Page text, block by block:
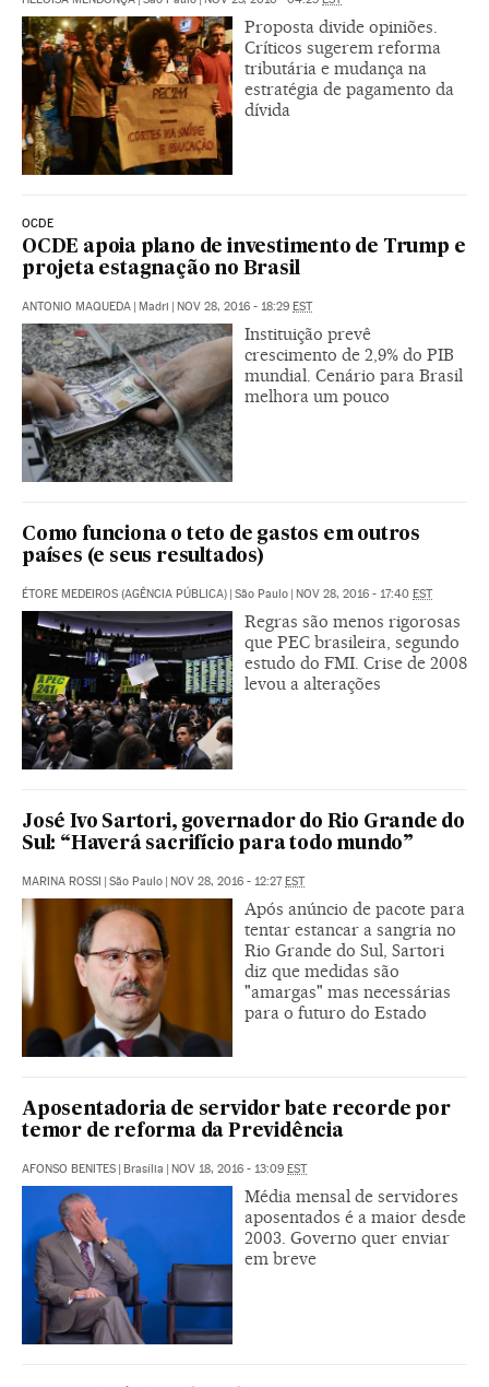
Proposta divide opiniões.
Críticos sugerem reforma
tributária e mudança na
estratégia de pagamento da
dívida
OCDE
OCDE apoia plano de investimento de Trump e
projeta estagnação no Brasil
ANTONIO MAQUEDA Madri NOV 28, 2016 - 18:29 EST
Instituição prevê
crescimento de 2,9% do PIB
mundial. Cenário para Brasil
melhora um pouco
Como funciona o teto de gastos em outros
países (e seus resultados)
ÉTORE MEDEIROS (AGÊNCIA PÚBLICA) São Paulo NOV 28, 2016 - 17:40 EST
Regras são menos rigorosas
que PEC brasileira, segundo
estudo do FMI. Crise de 2008
levou a alterações
José Ivo Sartori, governador do Rio Grande do
Sul: “Haverá sacrifício para todo mundo”
MARINA ROSSI São Paulo NOV 28, 2016 - 12:27 EST
Após anúncio de pacote para
tentar estancar a sangria no
Rio Grande do Sul, Sartori
diz que medidas são
"amargas" mas necessárias
para o futuro do Estado
Aposentadoria de servidor bate recorde por
temor de reforma da Previdência
AFONSO BENITES Brasília NOV 18, 2016 - 13:09 EST
Média mensal de servidores
aposentados é a maior desde
2003. Governo quer enviar
em breve